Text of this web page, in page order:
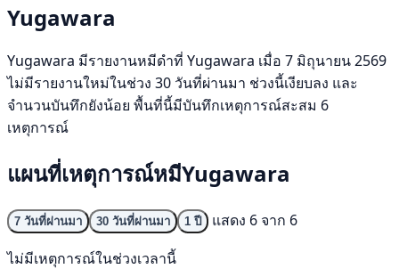
Yugawara
Yugawara มีรายงานหมีดำที่ Yugawara เมื่อ 7 มิถุนายน 2569
ไม่มีรายงานใหม่ในช่วง 30 วันที่ผ่านมา ช่วงนี้เงียบลง และ
จำนวนบันทึกยังน้อย พื้นที่นี้มีบันทึกเหตุการณ์สะสม 6
เหตุการณ์
แผนที่เหตุการณ์หมีYugawara
7 วันที่ผ่านมา 30 วันที่ผ่านมา 1 ปี
แสดง 6 จาก 6
ไม่มีเหตุการณ์ในช่วงเวลานี้